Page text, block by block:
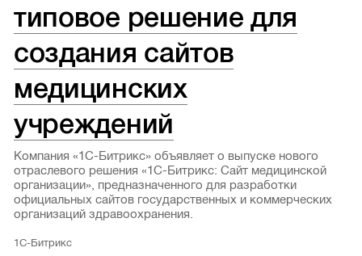
типовое решение для
создания сайтов
медицинских
учреждений
Компания «1С-Битрикс» объявляет о выпуске нового
отраслевого решения «1С-Битрикс: Сайт медицинской
организации», предназначенного для разработки
официальных сайтов государственных и коммерческих
организаций здравоохранения.
1С-Битрикс